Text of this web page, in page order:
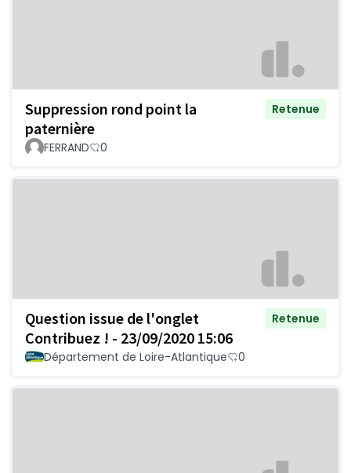
Suppression rond point la
paternière
Retenue
FERRAND 0
Question issue de l'onglet
Contribuez ! - 23/09/2020 15:06
Retenue
Département de Loire-Atlantique 0